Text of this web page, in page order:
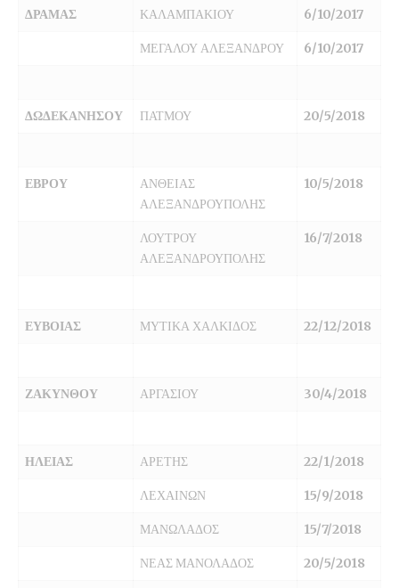
ΔΡΑΜΑΣ ΚΑΛΑΜΠΑΚΙΟΥ 6/10/2017
ΜΕΓΑΛΟΥ ΑΛΕΞΑΝΔΡΟΥ 6/10/2017
ΔΩΔΕΚΑΝΗΣΟΥ ΠΑΤΜΟΥ 20/5/2018
ΕΒΡΟΥ
ΑΝΘΕΙΑΣ
ΑΛΕΞΑΝΔΡΟΥΠΟΛΗΣ
10/5/2018
ΛΟΥΤΡΟΥ
ΑΛΕΞΑΝΔΡΟΥΠΟΛΗΣ
16/7/2018
ΕΥΒΟΙΑΣ ΜΥΤΙΚΑ ΧΑΛΚΙΔΟΣ 22/12/2018
ΖΑΚΥΝΘΟΥ ΑΡΓΑΣΙΟΥ 30/4/2018
ΗΛΕΙΑΣ ΑΡΕΤΗΣ 22/1/2018
ΛΕΧΑΙΝΩΝ 15/9/2018
ΜΑΝΩΛΑΔΟΣ 15/7/2018
ΝΕΑΣ ΜΑΝΟΛΑΔΟΣ 20/5/2018